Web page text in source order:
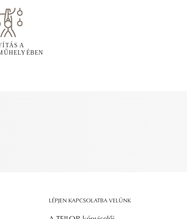
A
LÉPJEN KAPCSOLATBA VELÜNK